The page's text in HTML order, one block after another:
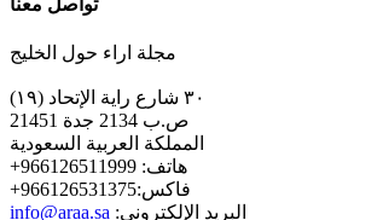
تواصل معنا
مجلة اراء حول الخليج
٣٠ شارع راية الإتحاد (١٩)
ص.ب 2134 جدة 21451
المملكة العربية السعودية
+هاتف: 966126511999
+فاكس:966126531375
info@araa.sa :البريد الإلكتروني